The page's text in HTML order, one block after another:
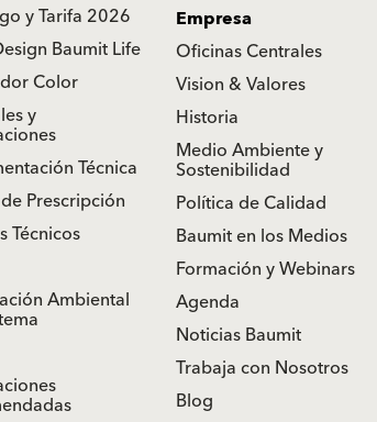
y Tarifa 2026
Baumit Life
Color
y
Técnica
Prescripción
Técnicos
Ambiental
Empresa
Oficinas Centrales
Vision & Valores
Historia
Medio Ambiente y
Sostenibilidad
Política de Calidad
Baumit en los Medios
Formación y Webinars
Agenda
Noticias Baumit
Trabaja con Nosotros
Blog